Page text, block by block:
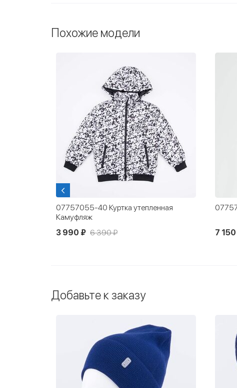
Похожие модели
07757055-40 Куртка утепленная
Камуфляж
3 990 ₽ 6 390 ₽ 7
Добавьте к заказу